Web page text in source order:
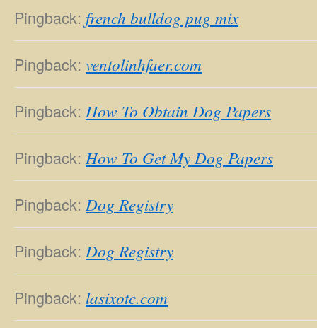
Pingback: french bulldog pug mix
Pingback: ventolinhfaer.com
Pingback: How To Obtain Dog Papers
Pingback: How To Get My Dog Papers
Pingback: Dog Registry
Pingback: Dog Registry
Pingback: lasixotc.com